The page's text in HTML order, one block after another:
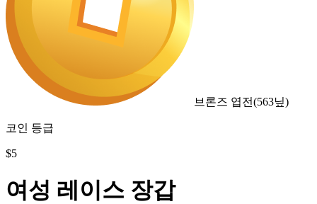
브론즈 엽전(563닢)
코인 등급
$5
여성 레이스 장갑